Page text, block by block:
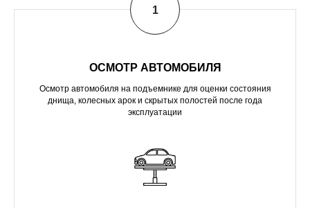
ОСМОТР АВТОМОБИЛЯ
Осмотр автомобиля на подъемнике для оценки состояния
днища, колесных арок и скрытых полостей после года
эксплуатации